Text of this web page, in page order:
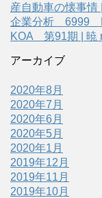
産自動車の懐事
企業分析 6999
KOA 第91期 | 暁
アーカイブ
2020年8月
2020年7月
2020年6月
2020年5月
2020年1月
2019年12月
2019年11月
2019年10月